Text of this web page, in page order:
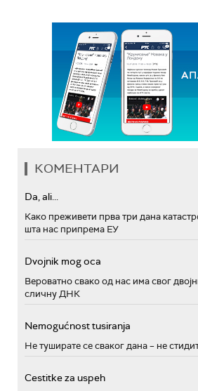
КОМЕНТАРИ
Da, ali...
Како преживети прва три дана
шта нас припрема ЕУ
Dvojnik mog oca
Вероватно свако од нас има свог
сличну ДНК
Nemogućnost tusiranja
Не туширате се сваког дана – не
Cestitke za uspeh